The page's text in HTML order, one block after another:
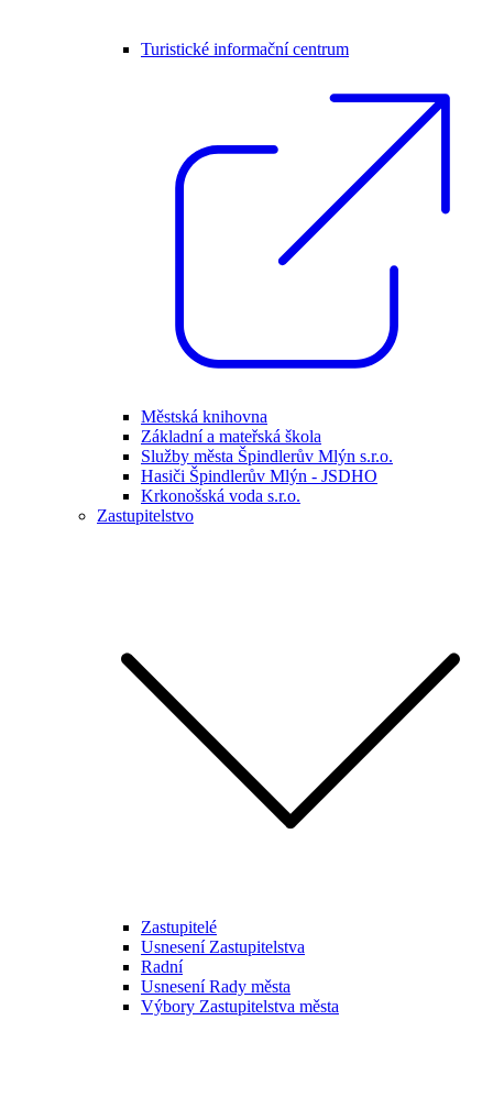
Turistické informační centrum
Městská knihovna
Základní a mateřská škola
Služby města Špindlerův Mlýn s.r.o.
Hasiči Špindlerův Mlýn - JSDHO
Krkonošská voda s.r.o.
Zastupitelstvo
Zastupitelé
Usnesení Zastupitelstva
Radní
Usnesení Rady města
Výbory Zastupitelstva města